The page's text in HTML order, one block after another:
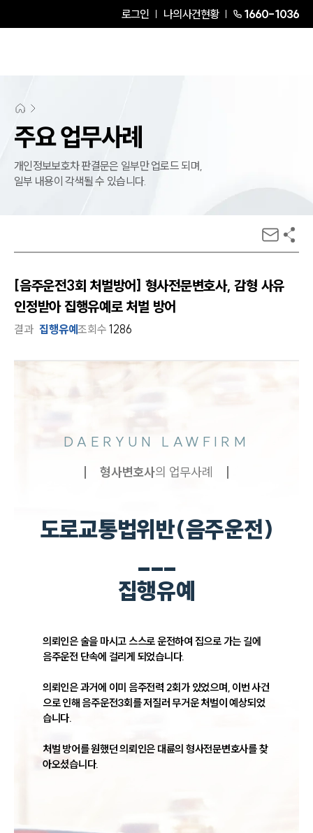
로그인 나의사건현황 1660-1036
주요 업무사례
개인정보보호차 판결문은 일부만 업로드 되며,
일부 내용이 각색될 수 있습니다.
[음주운전3회 처벌방어] 형사전문변호사, 감형 사유
인정받아 집행유예로 처벌 방어
결과 집행유예조회수1286
DAERYUN LAWFIRM
형사변호사의 업무사례
도로교통법위반(음주운전)
___
집행유예
의뢰인은 술을 마시고 스스로 운전하여 집으로 가는 길에
음주운전 단속에 걸리게 되었습니다.
의뢰인은 과거에 이미 음주전력 2회가 있었으며, 이번 사건
으로 인해 음주운전3회를 저질러 무거운 처벌이 예상되었
습니다.
처벌 방어를 원했던 의뢰인은 대륜의 형사전문변호사를 찾
아오셨습니다.